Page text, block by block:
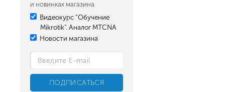
и новинках магазина
Видеокурс "Обучение
Mikrotik". Аналог MTCNA
Новости магазина